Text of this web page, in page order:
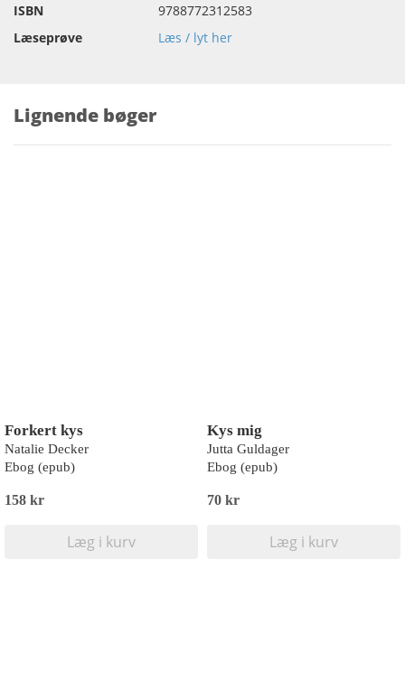
ISBN
9788772312583
Læseprøve
Læs / lyt her
Lignende bøger
Forkert kys
Natalie Decker
Ebog (epub)
158 kr
Læg i kurv
Kys mig
Jutta Guldager
Ebog (epub)
70 kr
Læg i kurv